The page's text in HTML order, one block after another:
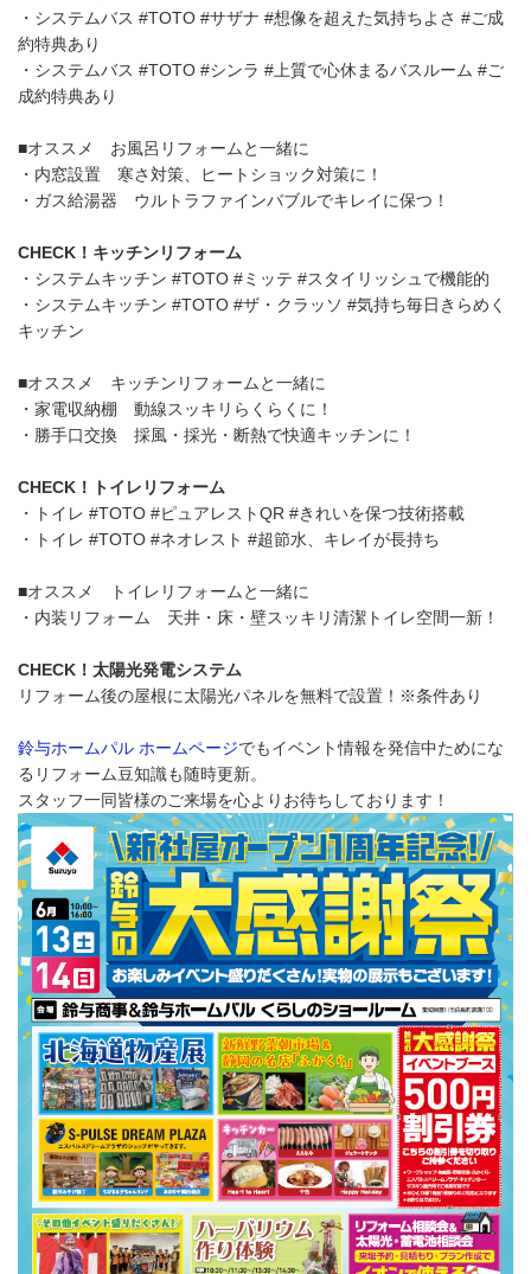
・システムバス #TOTO #サザナ #想像を超えた気持ちよさ #ご成
約特典あり
・システムバス #TOTO #シンラ #上質で心休まるバスルーム #ご
成約特典あり
■オススメ お風呂リフォームと一緒に
・内窓設置 寒さ対策、ヒートショック対策に！
・ガス給湯器 ウルトラファインバブルでキレイに保つ！
CHECK！キッチンリフォーム
・システムキッチン #TOTO #ミッテ #スタイリッシュで機能的
・システムキッチン #TOTO #ザ・クラッソ #気持ち毎日きらめく
キッチン
■オススメ キッチンリフォームと一緒に
・家電収納棚 動線スッキリらくらくに！
・勝手口交換 採風・採光・断熱で快適キッチンに！
CHECK！トイレリフォーム
・トイレ #TOTO #ピュアレストQR #きれいを保つ技術搭載
・トイレ #TOTO #ネオレスト #超節水、キレイが長持ち
■オススメ トイレリフォームと一緒に
・内装リフォーム 天井・床・壁スッキリ清潔トイレ空間一新！
CHECK！太陽光発電システム
リフォーム後の屋根に太陽光パネルを無料で設置！※条件あり
鈴与ホームパル ホームページでもイベント情報を発信中ためにな
るリフォーム豆知識も随時更新。
スタッフ一同皆様のご来場を心よりお待ちしております！